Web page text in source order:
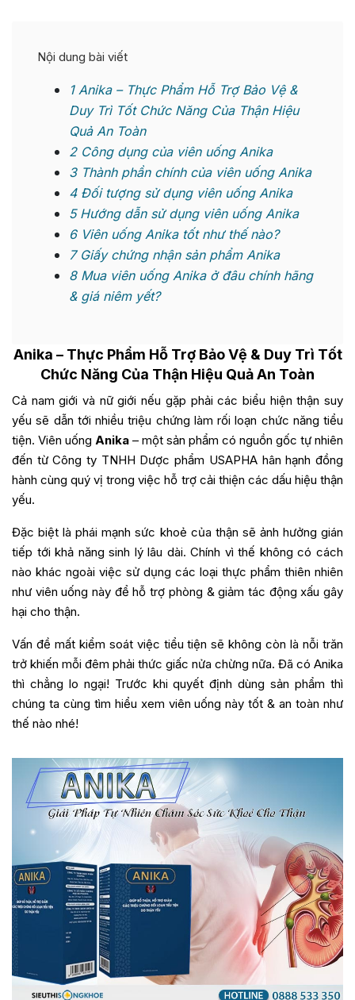
Nội dung bài viết
1Anika – Thực Phẩm Hỗ Trợ Bảo Vệ &
Duy Trì Tốt Chức Năng Của Thận Hiệu
Quả An Toàn
2Công dụng của viên uống Anika
3Thành phần chính của viên uống Anika
4Đối tượng sử dụng viên uống Anika
5Hướng dẫn sử dụng viên uống Anika
6Viên uống Anika tốt như thế nào?
7Giấy chứng nhận sản phẩm Anika
8Mua viên uống Anika ở đâu chính hãng
& giá niêm yết?
Anika – Thực Phẩm Hỗ Trợ Bảo Vệ & Duy Trì Tốt
Chức Năng Của Thận Hiệu Quả An Toàn
Cả nam giới và nữ giới nếu gặp phải các biểu hiện thận suy
yếu sẽ dẫn tới nhiều triệu chứng làm rối loạn chức năng tiểu
tiện. Viên uống Anika – một sản phẩm có nguồn gốc tự nhiên
đến từ Công ty TNHH Dược phẩm USAPHA hân hạnh đồng
hành cùng quý vị trong việc hỗ trợ cải thiện các dấu hiệu thận
yếu.
Đặc biệt là phái mạnh sức khoẻ của thận sẽ ảnh hưởng gián
tiếp tới khả năng sinh lý lâu dài. Chính vì thế không có cách
nào khác ngoài việc sử dụng các loại thực phẩm thiên nhiên
như viên uống này để hỗ trợ phòng & giảm tác động xấu gây
hại cho thận.
Vấn đề mất kiểm soát việc tiểu tiện sẽ không còn là nỗi trăn
trở khiến mỗi đêm phải thức giấc nửa chừng nữa. Đã có Anika
thì chẳng lo ngại! Trước khi quyết định dùng sản phẩm thì
chúng ta cùng tìm hiểu xem viên uống này tốt & an toàn như
thế nào nhé!